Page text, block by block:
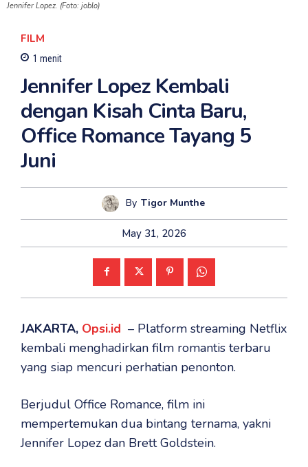
Jennifer Lopez. (Foto: joblo)
FILM
1 menit
Jennifer Lopez Kembali
dengan Kisah Cinta Baru,
Office Romance Tayang 5
Juni
By Tigor Munthe
May 31, 2026
JAKARTA, Opsi.id – Platform streaming Netflix
kembali menghadirkan film romantis terbaru
yang siap mencuri perhatian penonton.
Berjudul Office Romance, film ini
mempertemukan dua bintang ternama, yakni
Jennifer Lopez dan Brett Goldstein.